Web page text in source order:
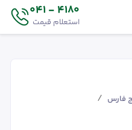
4180 - 041
استعلام قیمت
فارس /